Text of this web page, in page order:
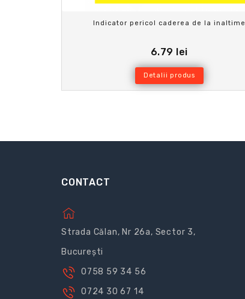
Indicator pericol caderea de la inaltime
6.79 lei
Detalii produs
CONTACT
Strada Călan, Nr 26a, Sector 3,
București
0758 59 34 56
0724 30 67 14